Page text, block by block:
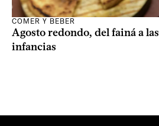
COMER Y BEBER
Agosto redondo, del fainá a las
infancias